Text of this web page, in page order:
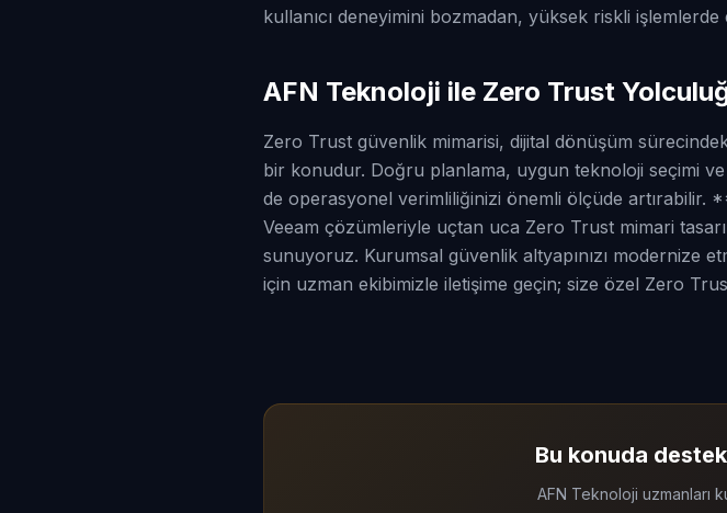
kullanıcı deneyimini bozmadan, yüksek riskli
AFN Teknoloji ile Zero Trust
Zero Trust güvenlik mimarisi, dijital dönüşüm
bir konudur. Doğru planlama, uygun teknoloji seçimi
de operasyonel verimliliğinizi önemli ölçüde
Veeam çözümleriyle uçtan uca Zero Trust mimari
sunuyoruz. Kurumsal güvenlik altyapınızı modernize
için uzman ekibimizle iletişime geçin; size özel Zero
Bu konuda
AFN Teknoloji uzmanları